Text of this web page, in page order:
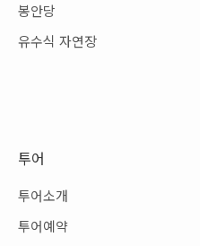
봉안당
유수식 자연장
투어
투어소개
투어예약